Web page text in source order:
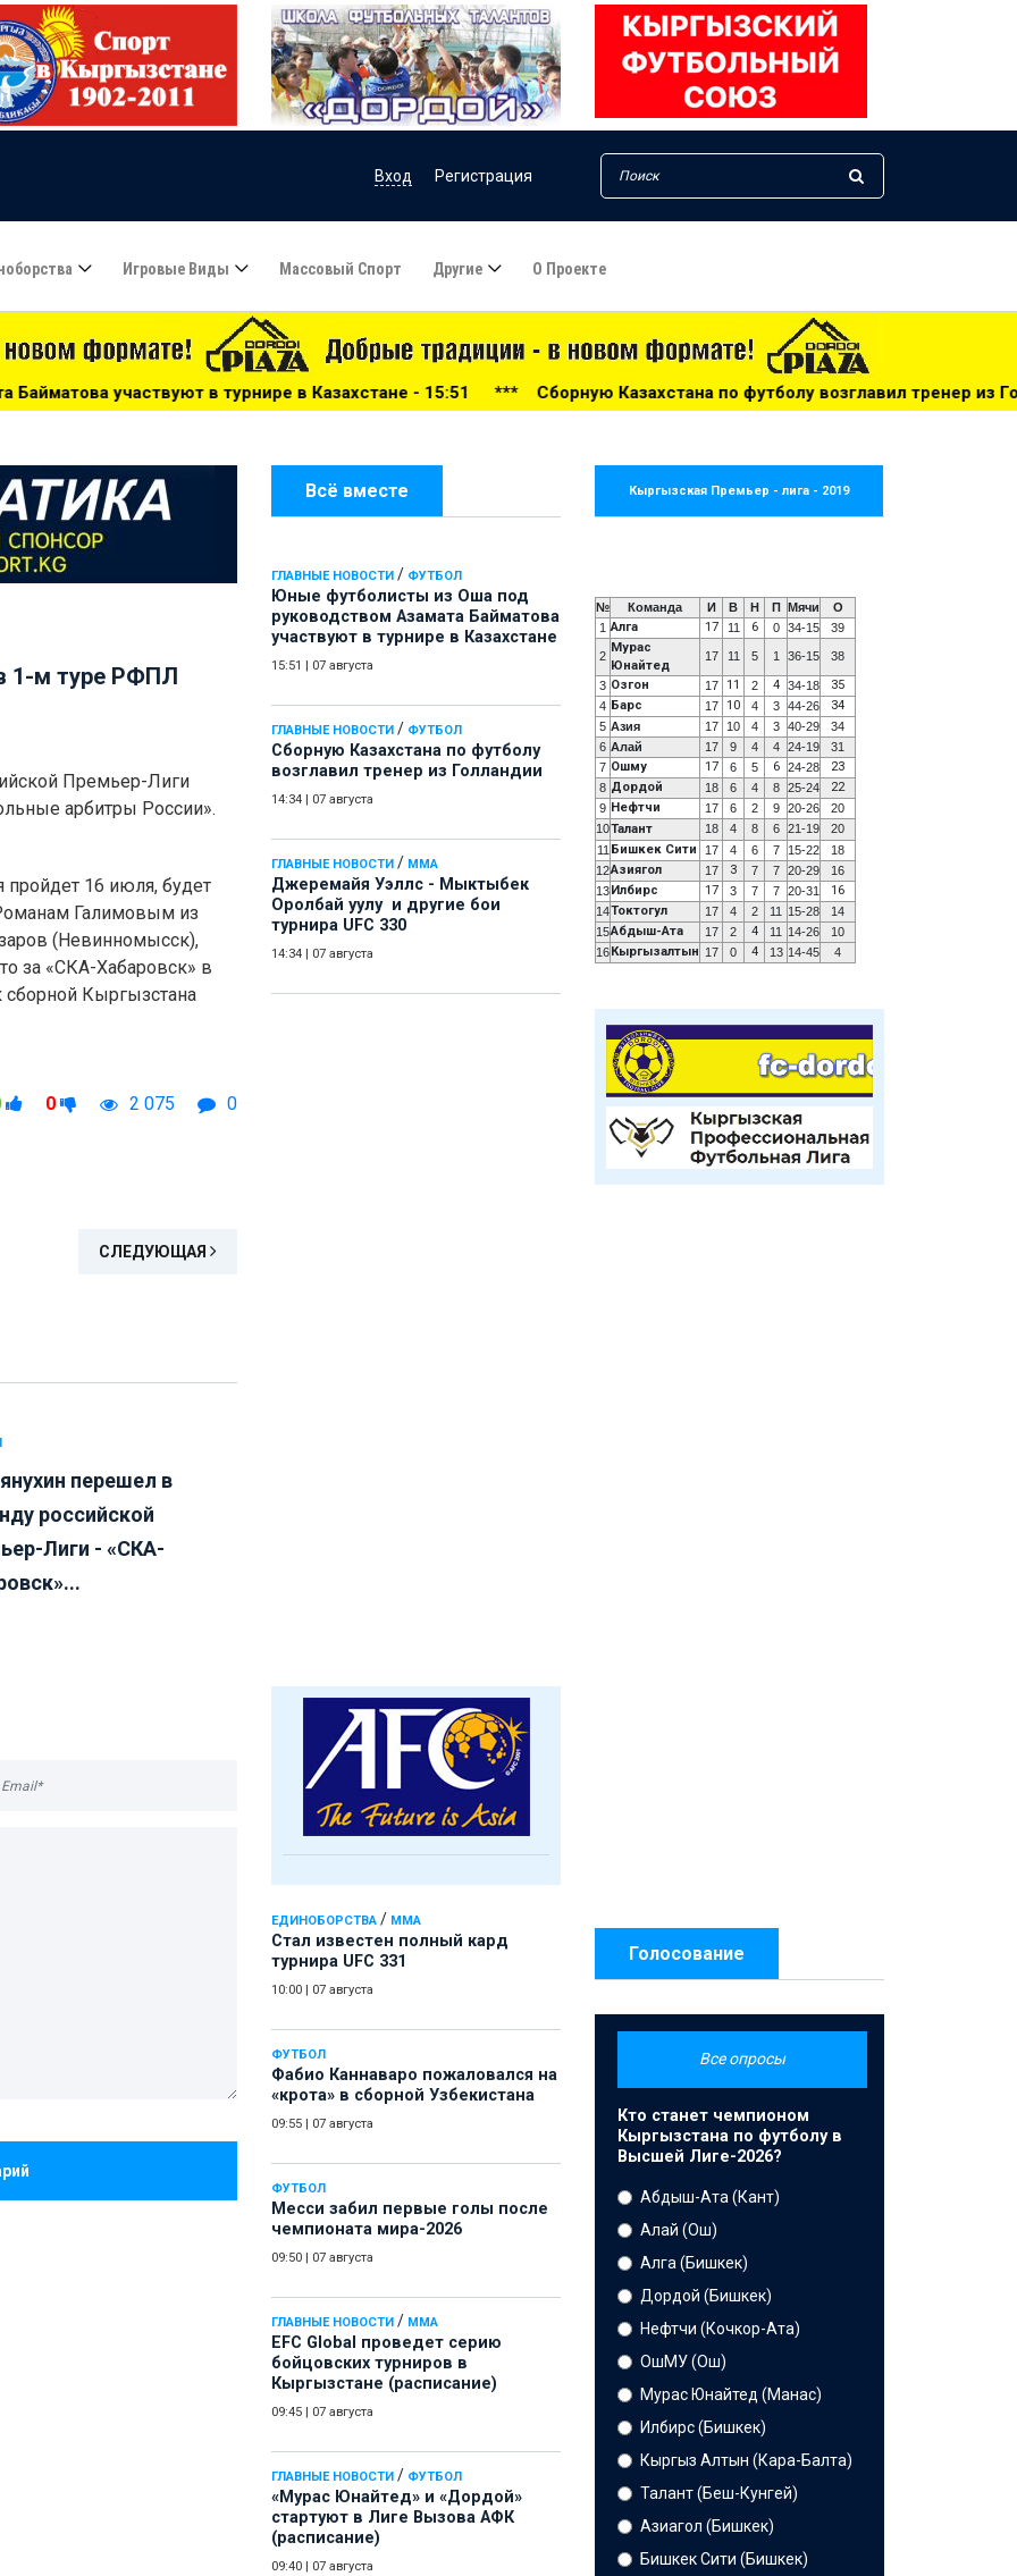
Вход Регистрация
Игровые Виды Массовый Спорт Другие О Проекте
в турнире в Казахстане - 15:51 ***Сборную Казахстана по футболу возглавил тренер из Голландии - 14:34
Всё вместе
ГЛАВНЫЕ НОВОСТИ / ФУТБОЛ
Юные футболисты из Оша под
руководством Азамата Байматова
участвуют в турнире в Казахстане
15:51 07 августа
ГЛАВНЫЕ НОВОСТИ / ФУТБОЛ
Сборную Казахстана по футболу
возглавил тренер из Голландии
14:34 07 августа
ГЛАВНЫЕ НОВОСТИ / ММА
Джеремайя Уэллс - Мыктыбек
Оролбай уулу и другие бои
турнира UFC 330
14:34 07 августа
ЕДИНОБОРСТВА / ММА
Стал известен полный кард
турнира UFC 331
10:00 07 августа
ФУТБОЛ
Фабио Каннаваро пожаловался на
«крота» в сборной Узбекистана
09:55 07 августа
ФУТБОЛ
Месси забил первые голы после
чемпионата мира-2026
09:50 07 августа
ГЛАВНЫЕ НОВОСТИ / ММА
EFC Global проведет серию
бойцовских турниров в
Кыргызстане (расписание)
09:45 07 августа
ГЛАВНЫЕ НОВОСТИ / ФУТБОЛ
«Мурас Юнайтед» и «Дордой»
стартуют в Лиге Вызова АФК
(расписание)
09:40 07 августа
1-м туре РФПЛ
Премьер-Лиги
арбитры России».
пройдет 16 июля, будет
Галимовым из
(Невинномысск),
за «СКА-Хабаровск» в
сборной Кыргызстана
0 2 075 0
СЛЕДУЮЩАЯ
перешел в
российской
Лиги - «СКА-
Кыргызская Премьер - лига - 2019
№ Команда И В Н П Мячи
О
1 Алга 17 11 6 0 34-15 39
2
Мурас
Юнайтед
17 11 5 1 36-15 38
3 Озгон 17 11 2 4 34-18 35
4 Барс 17 10 4 3 44-26 34
5 Азия 17 10 4 3 40-29
34
6 Алай 17 9 4 4 24-19
31
7 Ошму 17 6 5 6 24-28 23
8 Дордой 18 6 4 8 25-24 22
9 Нефтчи 17 6 2 9 20-26
20
10Талант 18 4 8 6 21-19
20
11 Бишкек Сити 17 4 6 7 15-22
18
12Азиягол 17 3 7 7 20-29
16
13 Илбирс 17 3 7 7 20-31 16
14Токтогул 17 4 2 11 15-28
14
15Абдыш-Ата 17 2 4 11 14-26
10
16 Кыргызалтын 17 0 4 13 14-45 4
Голосование
Все опросы
Кто станет чемпионом
Кыргызстана по футболу в
Высшей Лиге-2026?
Абдыш-Ата (Кант)
Алай (Ош)
Алга (Бишкек)
Дордой (Бишкек)
Нефтчи (Кочкор-Ата)
ОшМУ (Ош)
Мурас Юнайтед (Манас)
Илбирс (Бишкек)
Кыргыз Алтын (Кара-Балта)
Талант (Беш-Кунгей)
Азиагол (Бишкек)
Бишкек Сити (Бишкек)